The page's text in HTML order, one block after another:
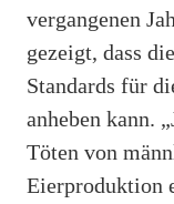
vergangenen
gezeigt, dass
Standards für
anheben kann.
Töten von
Eierproduktion